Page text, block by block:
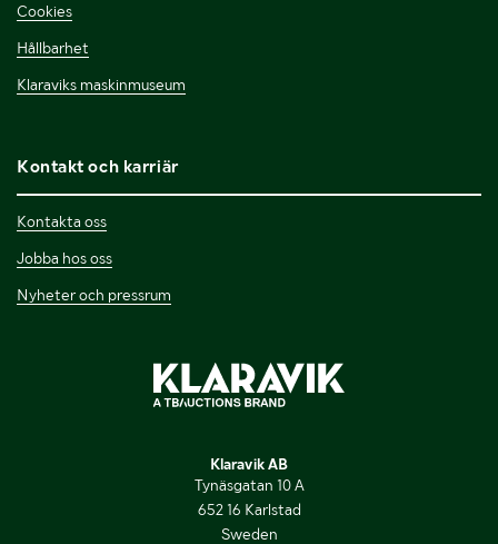
Cookies
Hållbarhet
Klaraviks maskinmuseum
Kontakt och karriär
Kontakta oss
Jobba hos oss
Nyheter och pressrum
Klaravik AB
Tynäsgatan 10 A
652 16 Karlstad
Sweden